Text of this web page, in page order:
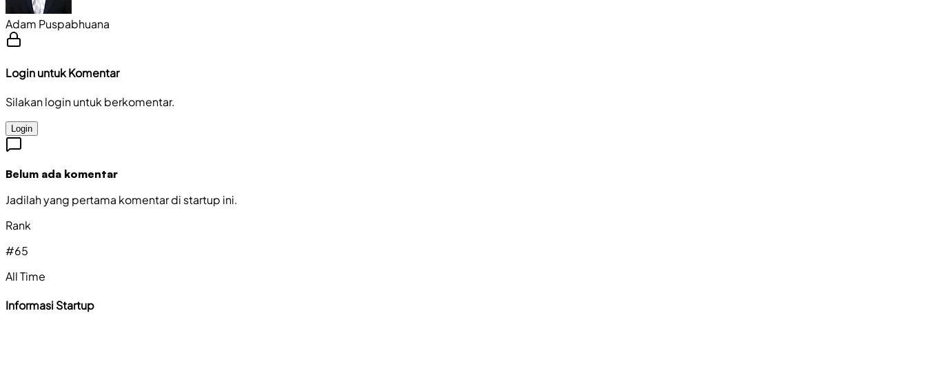
Adam Puspabhuana
Login untuk Komentar
Silakan login untuk berkomentar.
Login
Belum ada komentar
Jadilah yang pertama komentar di startup ini.
Rank
#65
All Time
Informasi Startup